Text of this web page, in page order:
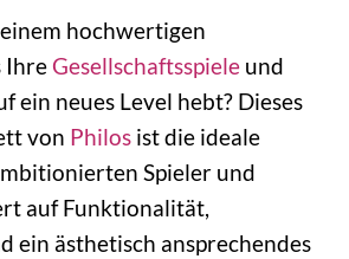
hochwertigen
Ihre Gesellschaftsspiele und
ein neues Level hebt? Dieses
von Philos ist die ideale
Spieler und
auf Funktionalität,
ein ästhetisch ansprechendes